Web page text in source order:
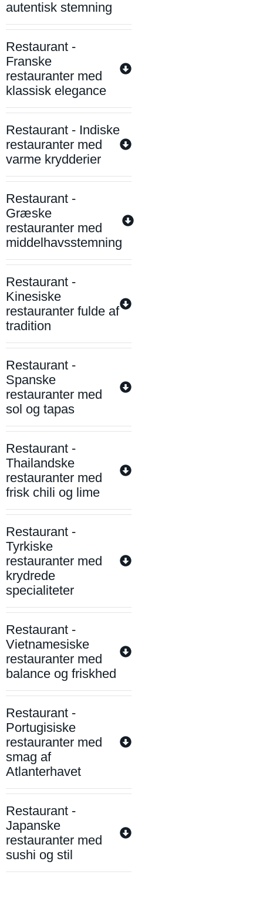
autentisk stemning
Restaurant -
Franske
restauranter med
klassisk elegance
Restaurant - Indiske
restauranter med
varme krydderier
Restaurant -
Græske
restauranter med
middelhavsstemning
Restaurant -
Kinesiske
restauranter fulde af
tradition
Restaurant -
Spanske
restauranter med
sol og tapas
Restaurant -
Thailandske
restauranter med
frisk chili og lime
Restaurant -
Tyrkiske
restauranter med
krydrede
specialiteter
Restaurant -
Vietnamesiske
restauranter med
balance og friskhed
Restaurant -
Portugisiske
restauranter med
smag af
Atlanterhavet
Restaurant -
Japanske
restauranter med
sushi og stil